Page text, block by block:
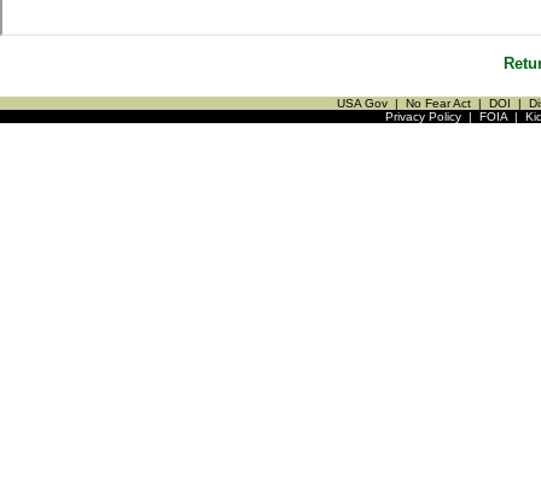
USA Gov | No Fear Act | DOI |
Privacy Policy| FOIA|